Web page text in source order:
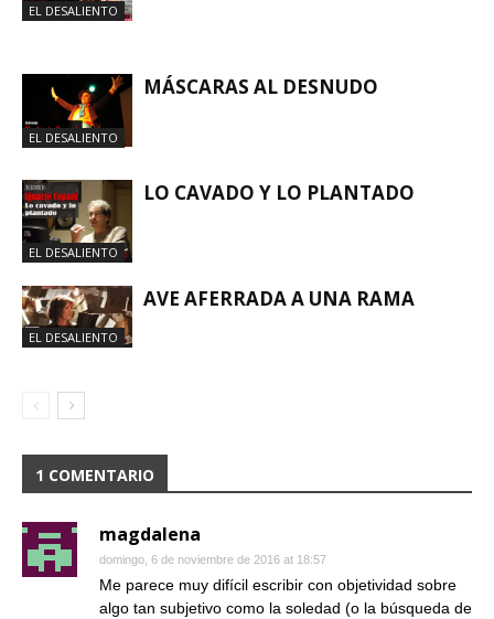
EL DESALIENTO
EL DESALIENTO
MÁSCARAS AL DESNUDO
EL DESALIENTO
LO CAVADO Y LO PLANTADO
EL DESALIENTO
AVE AFERRADA A UNA RAMA
1 COMENTARIO
magdalena
domingo, 6 de noviembre de 2016 at 18:57
Me parece muy difícil escribir con objetividad sobre
algo tan subjetivo como la soledad (o la búsqueda de